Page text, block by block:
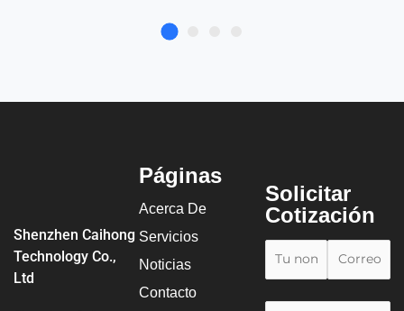
Shenzhen Caihong
Technology Co.,
Ltd
Páginas
Acerca De
Servicios
Noticias
Contacto
Solicitar
Cotización